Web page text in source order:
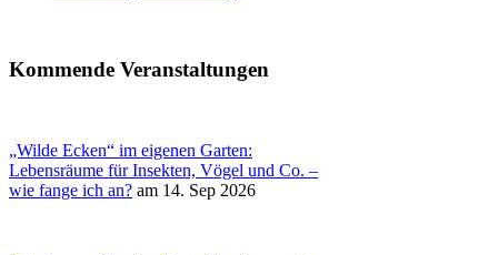
Kommende Veranstaltungen
„Wilde Ecken“ im eigenen Garten:
Lebensräume für Insekten, Vögel und Co. –
wie fange ich an? am 14. Sep 2026